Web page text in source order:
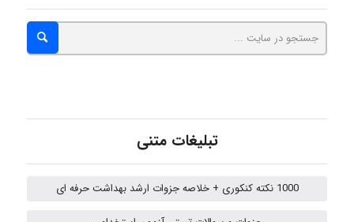
HaddadiMahsa
USER124
تبلیغات متنی
1000 نکته کنکوری + خلاصه جزوات ارشد بهداشت حرفه ای